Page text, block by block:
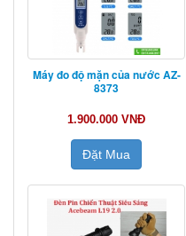
Máy đo độ mặn của nước AZ-
8373
1.900.000 VNĐ
Đặt Mua